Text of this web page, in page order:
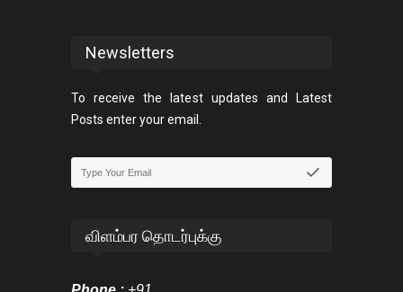
Newsletters
To receive the latest updates and Latest
Posts enter your email.
விளம்பர தொடர்புக்கு